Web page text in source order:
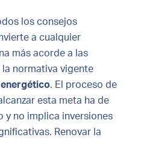
los consejos
a cualquier
más acorde a las
la normativa vigente
. El proceso de
esta meta ha de
y no implica inversiones
Renovar la